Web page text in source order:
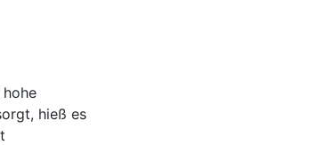
hieß es